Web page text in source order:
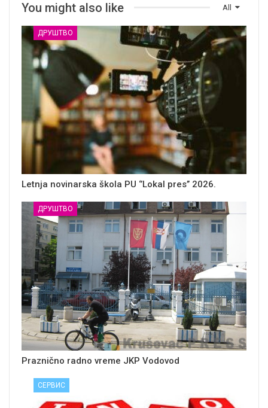
All
You might also like
ДРУШТВО
Letnja novinarska škola PU ‘’Lokal pres’’ 2026.
ДРУШТВО
Praznično radno vreme JKP Vodovod
СЕРВИС